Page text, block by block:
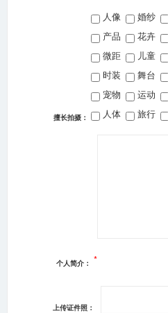
擅长拍摄：
人像 婚纱
产品
花卉
微距
儿童
时装
舞台
宠物
运动
人体
旅行
个人简介： *
上传证件照：